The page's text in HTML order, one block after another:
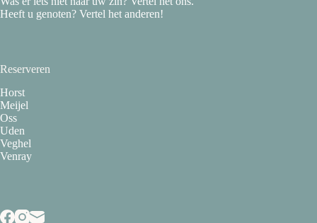
Heeft u genoten? Vertel het anderen!
Reserveren
Horst
Meijel
Oss
Uden
Veghel
Venray